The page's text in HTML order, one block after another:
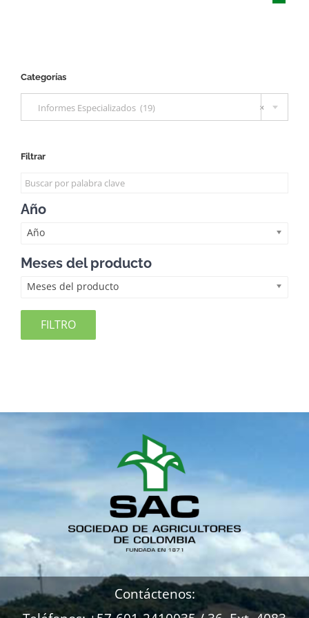
Categorías
×
Informes Especializados (19)
Filtrar
Año
Año
Meses del producto
Meses del producto
FILTRO
Contáctenos: